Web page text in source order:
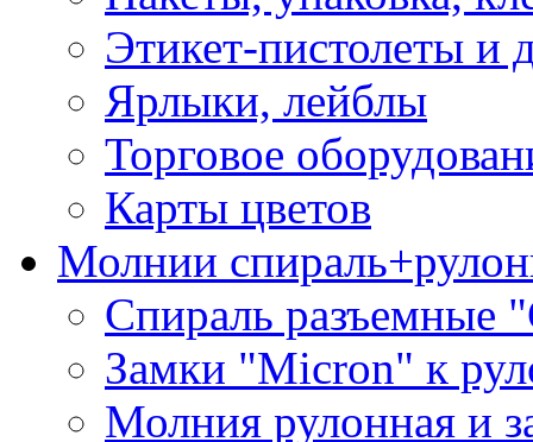
Этикет-пистолеты и
Ярлыки, лейблы
Торговое
Карты цветов
Молнии
Спираль разъемные
Замки "Micron" к
Молния рулонная и